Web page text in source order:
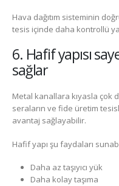
Hava dağıtım sisteminin
tesis içinde daha kontrollü
6. Hafif yapısı
sağlar
Metal kanallara kıyasla çok
seraların ve fide üretim
avantaj sağlayabilir.
Hafif yapı şu faydaları
Daha az taşıyıcı yük
Daha kolay taşıma